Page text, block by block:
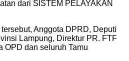
dari SISTEM PELAYAKAN
Anggota DPRD, Deputi
Lampung, Direktur PR. FTF
OPD dan seluruh Tamu